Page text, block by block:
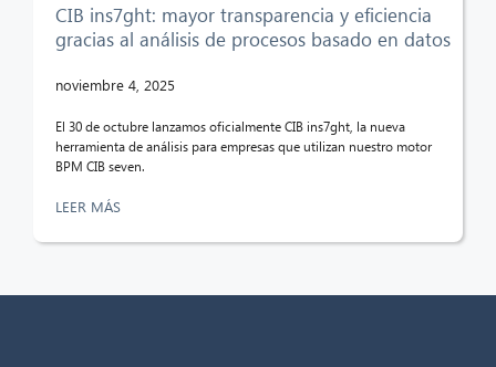
CIB ins7ght: mayor transparencia y eficiencia
gracias al análisis de procesos basado en datos
noviembre 4, 2025
El 30 de octubre lanzamos oficialmente CIB ins7ght, la nueva
herramienta de análisis para empresas que utilizan nuestro motor
BPM CIB seven.
LEER MÁS